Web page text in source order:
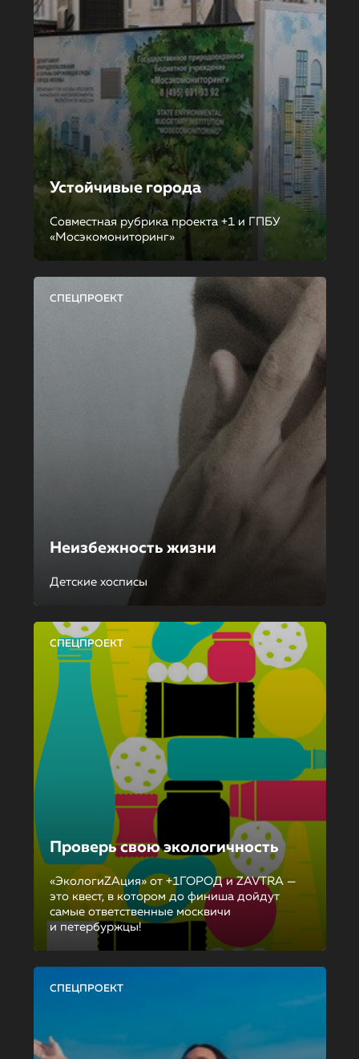
Устойчивые города
Совместная рубрика проекта +1 и ГПБУ
«Мосэкомониторинг»
СПЕЦПРОЕКТ
Неизбежность жизни
Детские хосписы
СПЕЦПРОЕКТ
Проверь свою экологичность
«ЭкологиZAция» от +1ГОРОД и ZAVTRA —
это квест, в котором до финиша дойдут
самые ответственные москвичи
и петербуржцы!
СПЕЦПРОЕКТ